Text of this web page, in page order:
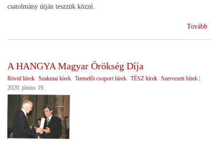
csatolmány útján teszzük közzé.
Tovább
A HANGYA Magyar Örökség Díja
Rövid hírek Szakmai hírek Termelői csoport hírek TÉSZ hírek Szervezeti hírek |
2020. június 19.